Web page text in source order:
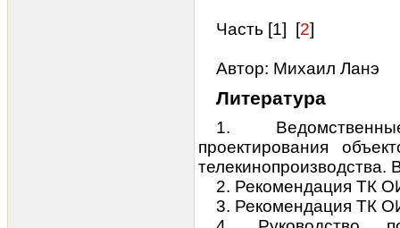
Часть [1] [2]
Автор: Михаил Ланэ
Литература
1.
проектирования
2. Рекомендация ТК
3. Рекомендация ТК